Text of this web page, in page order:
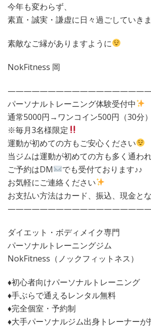
今年も変わらず、
素直・誠実・謙虚に日々過ごしていき
素敵なご縁がありますように
NokFitness 岡
パーソナルトレーニング体験受付中
通常5000円→ワンコイン500円（30分）
※毎月3名様限定
運動が初めての方もご安心ください
当ジムは運動が初めての方も多く通わ
ご予約はDM
でも受付ております♪♪
お気軽にご連絡ください
お支払い方法はカード、振込、現金とな
ダイエット・ボディメイク専門
パーソナルトレーニングジム
NokFitness（ノックフィットネス）
♦︎初心者向けパーソナルトレーニング
♦︎手ぶらで通えるレンタル無料
♦︎完全個室・予約制
♦︎大手パーソナルジム出身トレーナーが